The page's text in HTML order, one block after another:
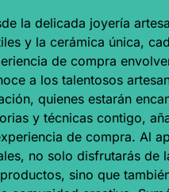
la delicada joyería
y la cerámica única,
de compra
a los talentosos
quienes estarán
y técnicas contigo,
de compra. Al
no solo disfrutarás de
sino que